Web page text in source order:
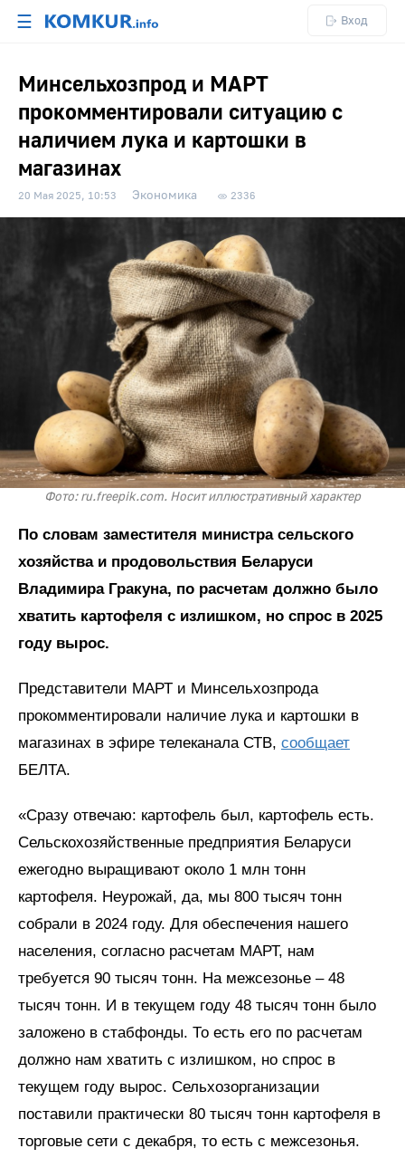
☰ Вход
Минсельхозпрод и МАРТ
прокомментировали ситуацию с
наличием лука и картошки в
магазинах
20 Мая 2025, 10:53 Экономика 2336
Фото: ru.freepik.com. Носит иллюстративный характер
По словам заместителя министра сельского
хозяйства и продовольствия Беларуси
Владимира Гракуна, по расчетам должно было
хватить картофеля с излишком, но спрос в 2025
году вырос.
Представители МАРТ и Минсельхозпрода
прокомментировали наличие лука и картошки в
магазинах в эфире телеканала СТВ, сообщает
БЕЛТА.
«Сразу отвечаю: картофель был, картофель есть.
Сельскохозяйственные предприятия Беларуси
ежегодно выращивают около 1 млн тонн
картофеля. Неурожай, да, мы 800 тысяч тонн
собрали в 2024 году. Для обеспечения нашего
населения, согласно расчетам МАРТ, нам
требуется 90 тысяч тонн. На межсезонье – 48
тысяч тонн. И в текущем году 48 тысяч тонн было
заложено в стабфонды. То есть его по расчетам
должно нам хватить с излишком, но спрос в
текущем году вырос. Сельхозорганизации
поставили практически 80 тысяч тонн картофеля в
торговые сети с декабря, то есть с межсезонья.